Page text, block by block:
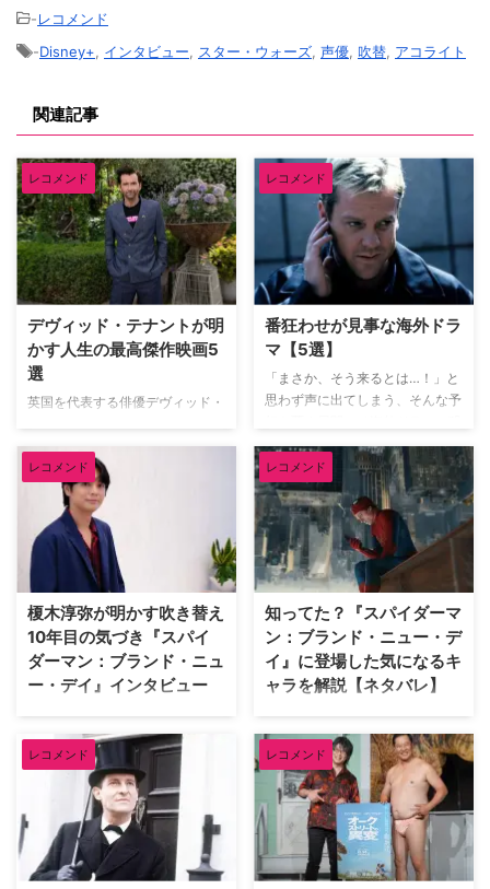
-レコメンド
-Disney+, インタビュー, スター・ウォーズ, 声優, 吹替, アコライト
関連記事
レコメンド
デヴィッド・テナントが明
かす人生の最高傑作映画5
選
英国を代表する俳優デヴィッド・
『グッド・オーメンズ』）が、映
像ソフトメーカーの米Criterion社
による人気企画「Criterion
Closet」に登場した。数多の名作
映画のDVDやBlu-rayが並ぶ夢の
ようなクローゼットを訪れたデヴ
ィッドは、自身が幼少期や俳優人
映画をピックアップ。その魅力を
熱く語った。 『バンデットQ』か
らオロノ劇の名作まで！独自のセ
ンスで選ぶ名作群 最初に彼が手
監督による幻想的なファンタジー
…
レコメンド
番狂わせが見事な海外ドラ
マ【5選】
「まさか、そう来るとは…！」と
思わず声に出てしまう、そんな予
醐味だろう。巧みに張り巡らされ
た伏線や衝撃のドンデン返しに、
気づけば最後まで一気見してしま
うことも。そんな予想を鮮やかに
裏切る番狂わせが見事な海外ドラ
マを米TV Lineが取り上げている
ので、そのうち5作品を紹介しよ
う。（※本記事は各作品の重要な
ネタバレを含みますのでご注意く
ださい） 予想外の展開にビック
リさせられた海外ドラマ 『イカ
ゲーム』 世界的ヒットを記録し
レコメンド
榎木淳弥が明かす吹き替え
10年目の気づき『スパイ
ダーマン：ブランド・ニュ
ー・デイ』インタビュー
『スパイダーマン：ブランド・ニ
ュー・デイ』日本語吹き替え版で
ピーター・パーカー／スパイダー
マンを演じる榎木淳弥にインタビ
ュー！ 孤独を抱えながらも成長
したピーターの魅力や、ハルク、
パニッシャーたちとの掛け合い、
そして本作に込められた意味につ
レコメンド
知ってた？『スパイダーマ
ン：ブランド・ニュー・デ
イ』に登場した気になるキ
ャラを解説【ネタバレ】
『スパイダーマン：ブランド・ニ
ュー・デイ』が大ヒット上映中。
ピーターやMJ、ネッドなどシリ
ーズおなじみの顔ぶれはもちろ
ん、他作品のヒーローや原作コミ
ックスのキャラクターも多数登場
している。そこで、映画をすでに
鑑賞した人向けに、気になるキャ
レコメンド レコメンド